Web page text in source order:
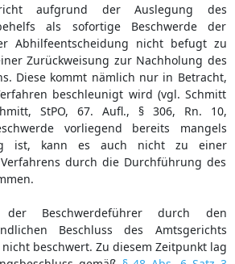
aufgrund der Auslegung des
als sofortige Beschwerde der
Abhilfeentscheidung nicht befugt zu
Zurückweisung zur Nachholung des
Diese kommt nämlich nur in Betracht,
beschleunigt wird (vgl. Schmitt
StPO, 67. Aufl., § 306, Rn. 10,
vorliegend bereits mangels
ist, kann es auch nicht zu einer
durch die Durchführung des
Beschwerdeführer durch den
Beschluss des Amtsgerichts
nicht beschwert. Zu diesem Zeitpunkt lag